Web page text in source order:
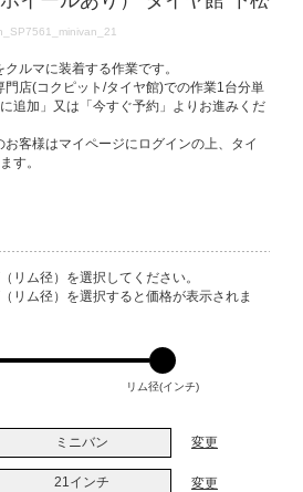
ルマに装着する作業です。
門店(コクピット/タイヤ館)での作業1台分単
追加」又は「今すぐ予約」よりお進みくだ
客様はマイページにログインの上、タイ
す。
リム径）を選択してください。
リム径）を選択すると価格が表示されま
リム径(インチ)
ミニバン 変更
21インチ 変更